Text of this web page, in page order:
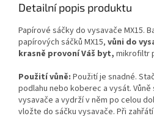
Detailní popis produktu
Papírové sáčky do vysavače MX15.
papírových sáčků MX15, vůni do
krasně provoní Váš byt, mikrofiltr
Použití vůně: Použití je snadné.
podlahu nebo koberec a vysát.
vysavače a vydrží v něm po celou
vložte do sáčku vysavače. Při